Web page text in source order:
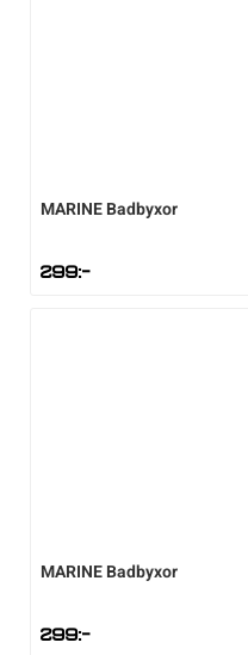
MARINEBadbyxor
299:-
MARINEBadbyxor
299:-